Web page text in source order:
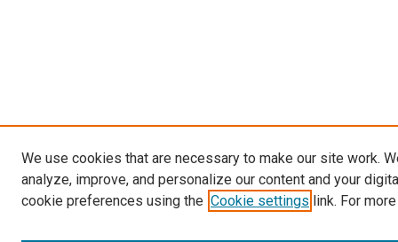
We use cookies that are necessary to make our site work.
analyze, improve, and personalize our content and your
cookie preferences using the Cookie settings link. For